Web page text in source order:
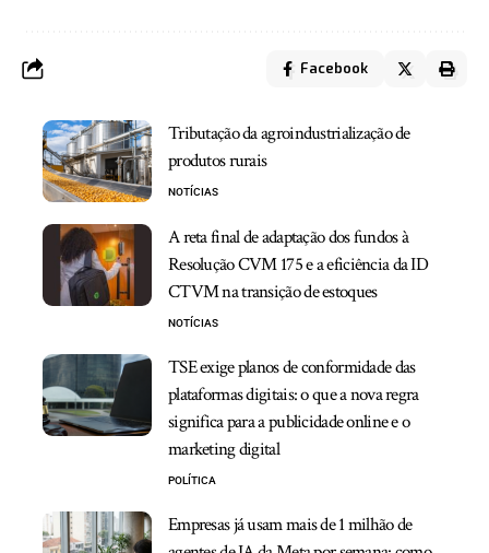
Facebook
Tributação da agroindustrialização de
produtos rurais
NOTÍCIAS
A reta final de adaptação dos fundos à
Resolução CVM 175 e a eficiência da ID
CTVM na transição de estoques
NOTÍCIAS
TSE exige planos de conformidade das
plataformas digitais: o que a nova regra
significa para a publicidade online e o
marketing digital
POLÍTICA
Empresas já usam mais de 1 milhão de